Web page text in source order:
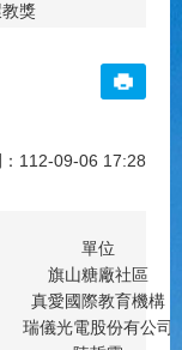
獎
112-09-06 17:28
單位
旗山糖廠社區
真愛國際教育機構
瑞儀光電股份有公司